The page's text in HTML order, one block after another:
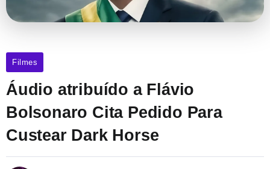
Filmes
Áudio atribuído a Flávio
Bolsonaro Cita Pedido Para
Custear Dark Horse